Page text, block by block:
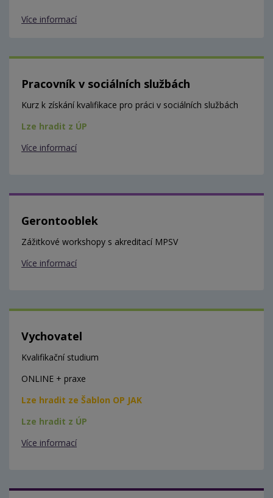
Více informací
Pracovník v sociálních službách
Kurz k získání kvalifikace pro práci v sociálních službách
Lze hradit z ÚP
Více informací
Gerontooblek
Zážitkové workshopy s akreditací MPSV
Více informací
Vychovatel
Kvalifikační studium
ONLINE + praxe
Lze hradit ze Šablon OP JAK
Lze hradit z ÚP
Více informací